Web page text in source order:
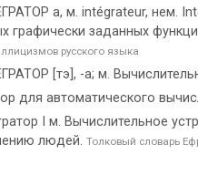
а, м. intégrateur, нем.
графически заданных
русского языка
[тэ], -а; м.
для автоматического
I м. Вычислительное
людей. Толковый словарь